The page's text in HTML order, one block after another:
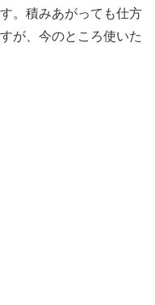
。積みあがっても仕方
が、今のところ使いた